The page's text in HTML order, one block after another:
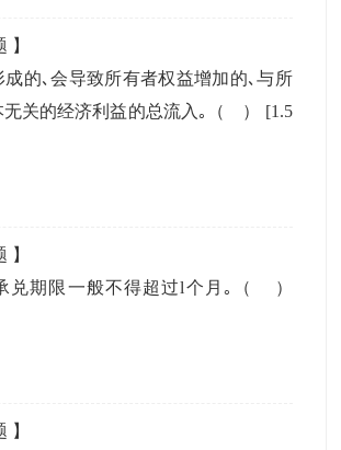
】
成的､会导致所有者权益增加的､与所
无关的经济利益的总流入｡（ ） [1.5
】
兑期限一般不得超过l个月｡（ ）
】